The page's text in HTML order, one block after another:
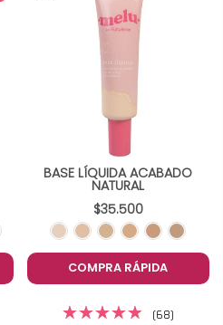
BASE LÍQUIDA ACABADO
NATURAL
$35.500
COMPRA RÁPIDA
(68)